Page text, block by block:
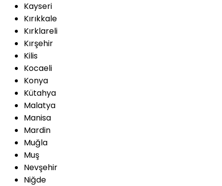
Kayseri
Kırıkkale
Kırklareli
Kırşehir
Kilis
Kocaeli
Konya
Kütahya
Malatya
Manisa
Mardin
Muğla
Muş
Nevşehir
Niğde